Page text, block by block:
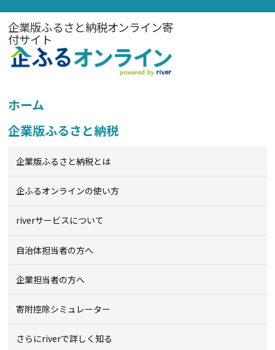
企業版ふるさと納税オンライン寄
付サイト
ホーム
企業版ふるさと納税
企業版ふるさと納税とは
企ふるオンラインの使い方
riverサービスについて
自治体担当者の方へ
企業担当者の方へ
寄附控除シミュレーター
さらにriverで詳しく知る